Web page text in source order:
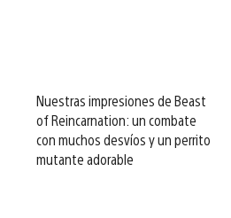
Nuestras impresiones de Beast
of Reincarnation: un combate
con muchos desvíos y un perrito
mutante adorable